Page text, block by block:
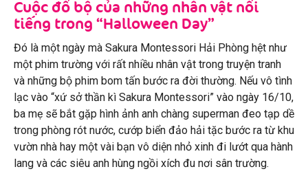
Cuộc đổ bộ của những nhân vật nổi
tiếng trong “Halloween Day”
Đó là một ngày mà Sakura Montessori Hải Phòng hệt như
một phim trường với rất nhiều nhân vật trong truyện tranh
và những bộ phim bom tấn bước ra đời thường. Nếu vô tình
lạc vào “xứ sở thần kì Sakura Montessori” vào ngày 16/10,
ba mẹ sẽ bắt gặp hình ảnh anh chàng superman đeo tạp dề
trong phòng rót nước, cướp biển đảo hải tặc bước ra từ khu
vườn nhà hay một vài bạn vô diện nhỏ xinh đi lướt qua hành
lang và các siêu anh hùng ngồi xích đu nơi sân trường.